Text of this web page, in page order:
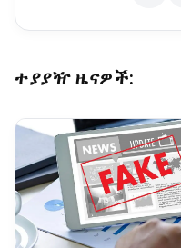
ተያያዥ ዜናዎች: